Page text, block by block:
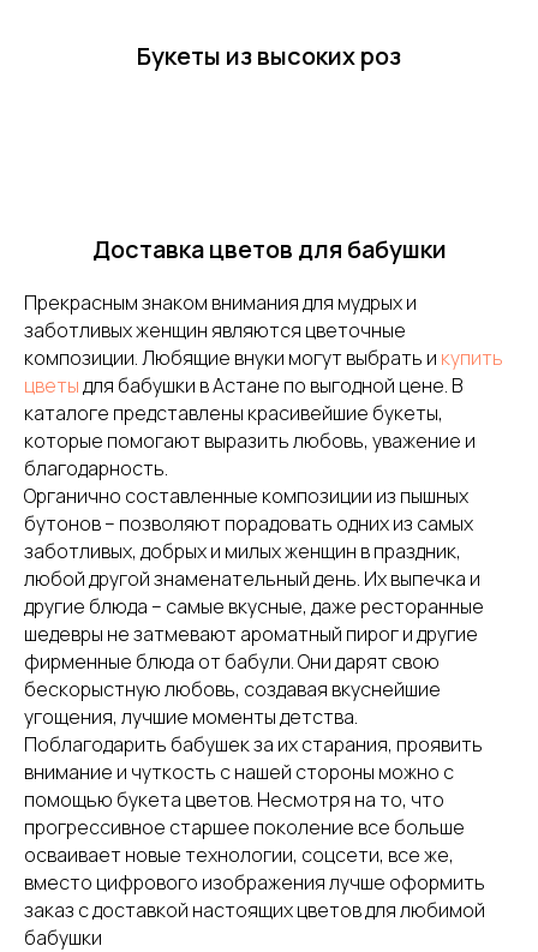
Букеты из высоких роз
Доставка цветов для бабушки
Прекрасным знаком внимания для мудрых и
заботливых женщин являются цветочные
композиции. Любящие внуки могут выбрать и купить
цветыдля бабушки в Астане по выгодной цене. В
каталоге представлены красивейшие букеты,
которые помогают выразить любовь, уважение и
благодарность.
Органично составленные композиции из пышных
бутонов – позволяют порадовать одних из самых
заботливых, добрых и милых женщин в праздник,
любой другой знаменательный день. Их выпечка и
другие блюда – самые вкусные, даже ресторанные
шедевры не затмевают ароматный пирог и другие
фирменные блюда от бабули. Они дарят свою
бескорыстную любовь, создавая вкуснейшие
угощения, лучшие моменты детства.
Поблагодарить бабушек за их старания, проявить
внимание и чуткость с нашей стороны можно с
помощью букета цветов. Несмотря на то, что
прогрессивное старшее поколение все больше
осваивает новые технологии, соцсети, все же,
вместо цифрового изображения лучше оформить
заказ с доставкой настоящих цветов для любимой
бабушки